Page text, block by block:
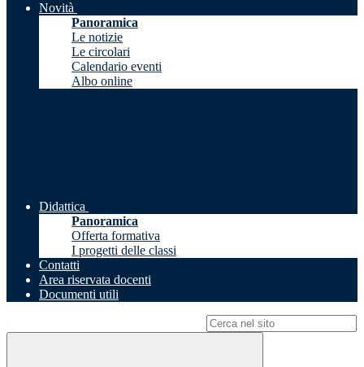
Novità
Panoramica
Le notizie
Le circolari
Calendario eventi
Albo online
Didattica
Panoramica
Offerta formativa
I progetti delle classi
Contatti
Area riservata docenti
Documenti utili